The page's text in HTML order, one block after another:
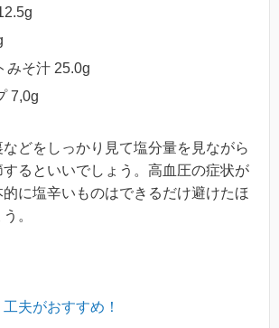
みそ汁 25.0g
7,0g
どをしっかり見て塩分量を見ながら
るといいでしょう。高血圧の症状が
に塩辛いものはできるだけ避けたほ
。
夫がおすすめ！